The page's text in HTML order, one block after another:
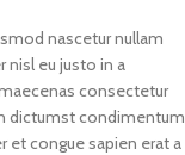
nascetur nullam
nisl eu justo in a
consectetur
dictumst condimentum
et congue sapien erat a